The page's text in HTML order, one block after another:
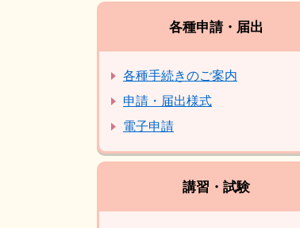
各種申請・届出
各種手続きのご案内
申請・届出様式
電子申請
講習・試験